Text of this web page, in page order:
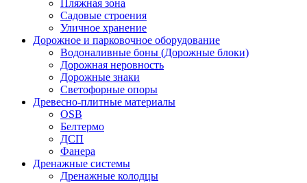
Пляжная зона
Садовые строения
Уличное хранение
Дорожное и парковочное оборудование
Водоналивные боны (Дорожные блоки)
Дорожная неровность
Дорожные знаки
Светофорные опоры
Древесно-плитные материалы
OSB
Белтермо
ДСП
Фанера
Дренажные системы
Дренажные колодцы